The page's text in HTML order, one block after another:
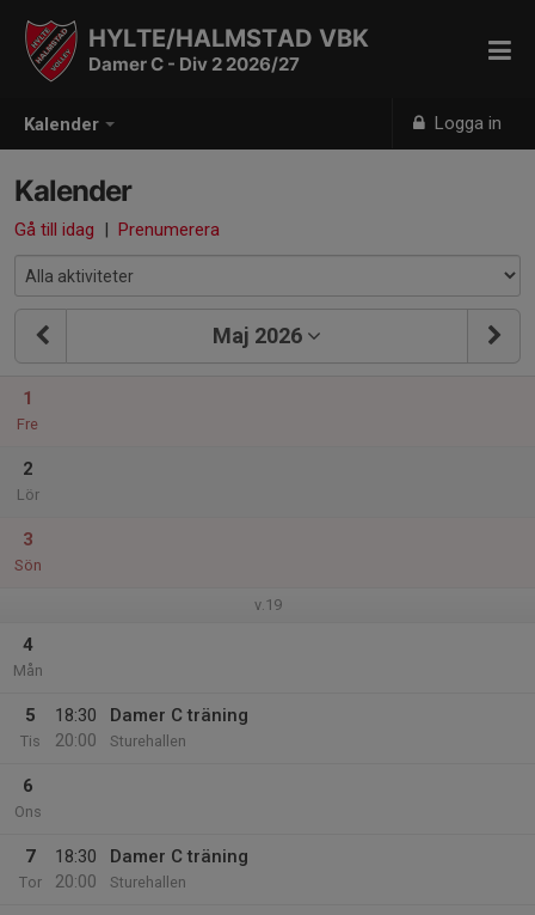
Kalender Logga in
HYLTE/HALMSTAD VBK
Damer C - Div 2 2026/27
Kalender
Gå till idag | Prenumerera
Maj 2026
1
Fre
2
Lör
3
Sön
v.19
4
Mån
5
Tis
18:30
20:00
Damer C träning
Sturehallen
6
Ons
7
Tor
18:30
20:00
Damer C träning
Sturehallen